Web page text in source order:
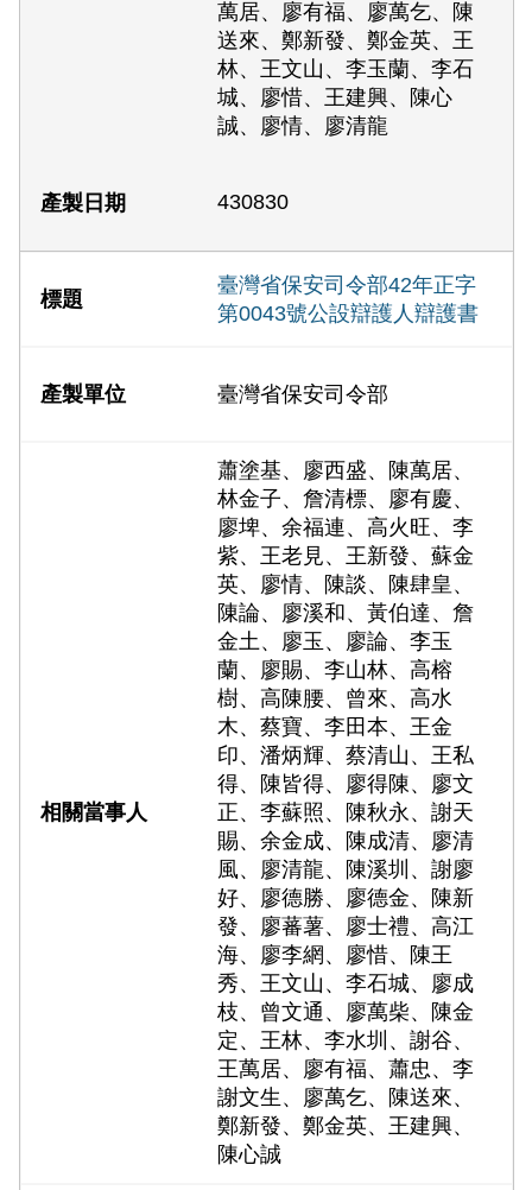
萬居、廖有福、廖萬乞、陳
送來、鄭新發、鄭金英、王
林、王文山、李玉蘭、李石
城、廖惜、王建興、陳心
誠、廖情、廖清龍
430830
臺灣省保安司令部42年正字
第0043號公設辯護人辯護書
臺灣省保安司令部
蕭塗基、廖西盛、陳萬居、
林金子、詹清標、廖有慶、
廖埤、余福連、高火旺、李
紫、王老見、王新發、蘇金
英、廖情、陳談、陳肆皇、
陳論、廖溪和、黃伯達、詹
金土、廖玉、廖論、李玉
蘭、廖賜、李山林、高榕
樹、高陳腰、曾來、高水
木、蔡寶、李田本、王金
印、潘炳輝、蔡清山、王私
得、陳皆得、廖得陳、廖文
正、李蘇照、陳秋永、謝天
賜、余金成、陳成清、廖清
風、廖清龍、陳溪圳、謝廖
好、廖德勝、廖德金、陳新
發、廖蕃薯、廖士禮、高江
海、廖李網、廖惜、陳王
秀、王文山、李石城、廖成
枝、曾文通、廖萬柴、陳金
定、王林、李水圳、謝谷、
王萬居、廖有福、蕭忠、李
謝文生、廖萬乞、陳送來、
鄭新發、鄭金英、王建興、
陳心誠